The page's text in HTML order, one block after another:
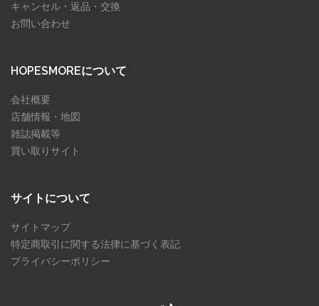
キャンセル・返品・交換
お問い合わせ
HOPESMOREについて
会社概要
店舗情報・地図
雑誌掲載等
買い取りサイト
サイトについて
サイトマップ
特定商取引に関する法律に基づく表記
プライバシーポリシー